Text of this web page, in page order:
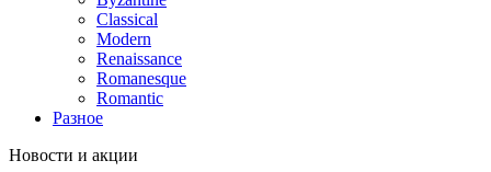
Classical
Modern
Renaissance
Romanesque
Romantic
Разное
Новости и акции